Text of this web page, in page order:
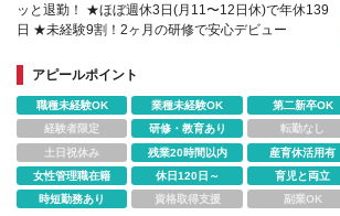
ッと退勤！ ★ほぼ週休3日(月11〜12日休)で年休139
日 ★未経験9割！2ヶ月の研修で安心デビュー
アピールポイント
職種未経験OK 業種未経験OK 第二新卒OK
経験者限定
研修・教育あり 転勤なし
土日祝休み
残業20時間以内 産育休活用有
女性管理職在籍
休日120日～ 育児と両立
時短勤務あり
資格取得支援 副業OK